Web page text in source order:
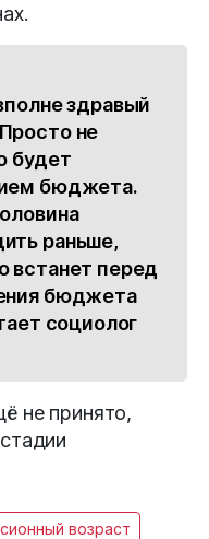
здравый
не
будет
бюджета.
раньше,
встанет перед
бюджета
социолог
не принято,
возраст